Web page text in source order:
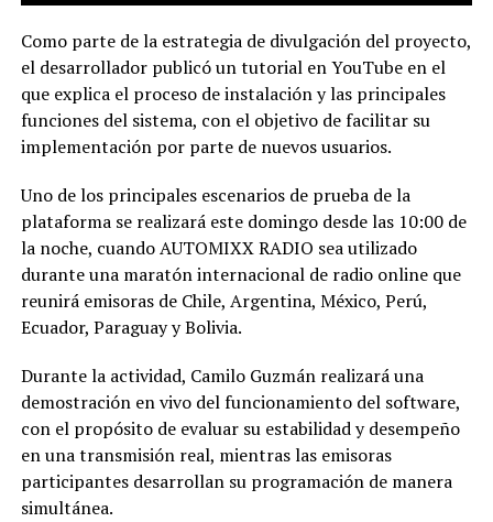
Como parte de la estrategia de divulgación del proyecto,
el desarrollador publicó un tutorial en YouTube en el
que explica el proceso de instalación y las principales
funciones del sistema, con el objetivo de facilitar su
implementación por parte de nuevos usuarios.
Uno de los principales escenarios de prueba de la
plataforma se realizará este domingo desde las 10:00 de
la noche, cuando AUTOMIXX RADIO sea utilizado
durante una maratón internacional de radio online que
reunirá emisoras de Chile, Argentina, México, Perú,
Ecuador, Paraguay y Bolivia.
Durante la actividad, Camilo Guzmán realizará una
demostración en vivo del funcionamiento del software,
con el propósito de evaluar su estabilidad y desempeño
en una transmisión real, mientras las emisoras
participantes desarrollan su programación de manera
simultánea.